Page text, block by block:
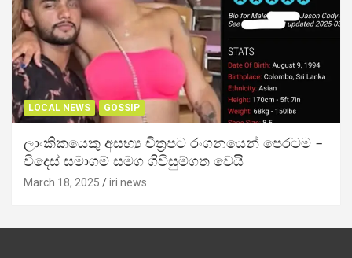
LOCAL NEWS GOSSIP
ලාංකිකයෙකු අසභ්‍ය චිත්‍රපට රංගනයෙන් පෙරටම –
විදෙස් සමාගම් සමග ගිවිසුම්ගත වෙයි
March 18, 2025 iri news